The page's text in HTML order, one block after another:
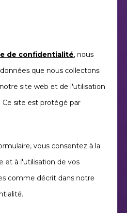
de confidentialité, nous
que nous collectons
site web et de l'utilisation
Ce site est protégé par
vous consentez à la
et à l'utilisation de vos
comme décrit dans notre